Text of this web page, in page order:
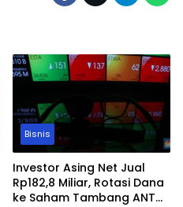
Bisnis
Investor Asing Net Jual
Rp182,8 Miliar, Rotasi Dana
ke Saham Tambang ANTM